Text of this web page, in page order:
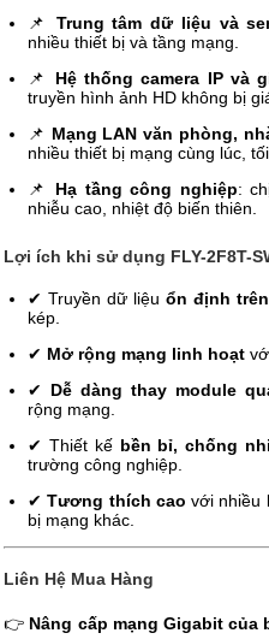
📌 Trung tâm dữ liệu và
nhiều thiết bị và tầng mạng.
📌 Hệ thống camera IP và
truyền hình ảnh HD không bị
📌 Mạng LAN văn phòng,
nhiều thiết bị mạng cùng lúc,
📌 Hạ tầng công nghiệp:
nhiễu cao, nhiệt độ biến thiên.
Lợi ích khi sử dụng FLY-2F8T-
✔ Truyền dữ liệu ổn định
kép.
✔ Mở rộng mạng linh hoạt
✔ Dễ dàng thay module
rộng mạng.
✔ Thiết kế bền bỉ, chống
trường công nghiệp.
✔Tương thích cao với nhiều
bị mạng khác.
Liên Hệ Mua Hàng
👉 Nâng cấp mạng Gigabit của